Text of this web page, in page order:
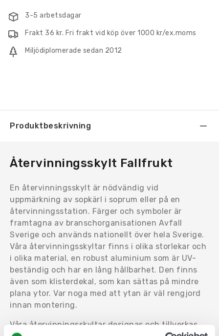
3-5 arbetsdagar
Frakt 36 kr. Fri frakt vid köp över 1000 kr/ex.moms
Miljödiplomerade sedan 2012
Produktbeskrivning
Återvinningsskylt Fallfrukt
En återvinningsskylt är nödvändig vid
uppmärkning av sopkärl i soprum eller på en
återvinningsstation. Färger och symboler är
framtagna av branschorganisationen Avfall
Sverige och används nationellt över hela Sverige.
Våra återvinningsskyltar finns i olika storlekar och
i olika material, en robust aluminium som är UV-
beständig och har en lång hållbarhet. Den finns
även som klisterdekal, som kan sättas på mindre
plana ytor. Var noga med att ytan är väl rengjord
innan montering.
Våra återvinningsskyltar designas och tillverkas